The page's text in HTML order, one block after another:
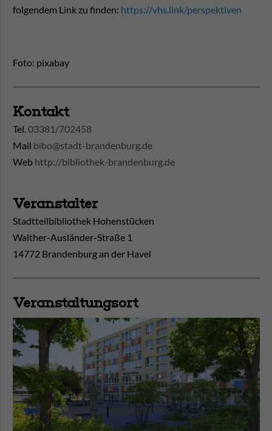
folgendem Link zu finden: https://vhs.link/perspektiven
Foto: pixabay
Kontakt
Tel.03381/702458
Mail bibo@stadt-brandenburg.de
Web http://bibliothek-brandenburg.de
Veranstalter
Stadtteilbibliothek Hohenstücken
Walther-Ausländer-Straße 1
14772 Brandenburg an der Havel
Veranstaltungsort